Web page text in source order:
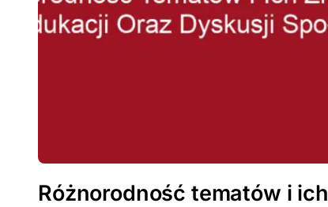
Różnorodność tematów i ich